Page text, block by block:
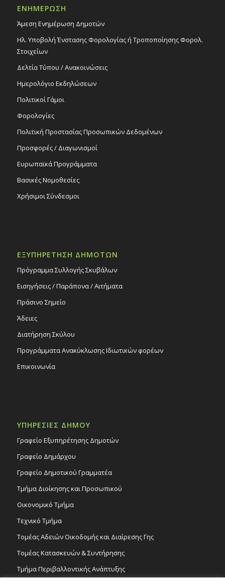
ΕΝΗΜΕΡΩΣΗ
Άμεση Ενημέρωση Δημοτών
Ηλ. Υποβολή Ένστασης Φορολογίας ή Τροποποίησης Φορολ.
Στοιχείων
Δελτία Τύπου / Ανακοινώσεις
Ημερολόγιο Εκδηλώσεων
Πολιτικοί Γάμοι
Φορολογίες
Πολιτική Προστασίας Προσωπικών Δεδομένων
Προσφορές / Διαγωνισμοί
Ευρωπαϊκά Προγράμματα
Βασικές Νομοθεσίες
Χρήσιμοι Σύνδεσμοι
ΕΞΥΠΗΡΕΤΗΣΗ ΔΗΜΟΤΩΝ
Πρόγραμμα Συλλογής Σκυβάλων
Εισηγήσεις / Παράπονα / Αιτήματα
Πράσινο Σημείο
Άδειες
Διατήρηση Σκύλου
Προγράμματα Ανακύκλωσης Ιδιωτικών φορέων
Επικοινωνία
ΥΠΗΡΕΣΙΕΣ ΔΗΜΟΥ
Γραφείο Εξυπηρέτησης Δημοτών
Γραφείο Δημάρχου
Γραφείο Δημοτικού Γραμματέα
Τμήμα Διοίκησης και Προσωπικού
Οικονομικό Τμήμα
Τεχνικό Τμήμα
Τομέας Αδειών Οικοδομής και Διαίρεσης Γης
Τομέας Κατασκευών & Συντήρησης
Τμήμα Περιβαλλοντικής Ανάπτυξης